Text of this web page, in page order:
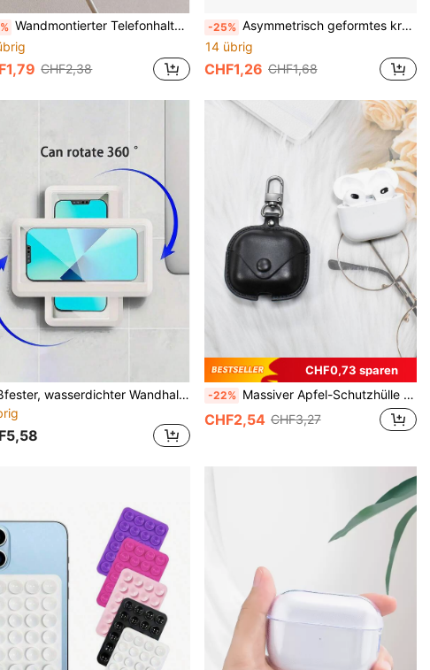
Wandmontierter Telefonhalter, minimalistischer abnehmbarer Tabletständer, geeignet für Küche und Badezimmer, mit Ladeschacht und Aufbewahrungsfunktion
CHF2,38
-25% Asymmetrisch geformtes kreatives Silikonhülle mit doppelseitigem Herzform-Saugnapf, einstellbarer tragbarer Silikonhaltegriff mit Saugnapf, rutschfest, waschbar, universell für Android-Handys, Muttertags-Geschenk
14 übrig
CHF1,26 CHF1,68
Stoßfester, wasserdichter Wandhalter für Handy im Badezimmer, 360° drehbar, wasserdichte Handyhülle, beschlagfrei, hochempfindlich, geeignet für Badezimmerspiegel, Badewanne, Küche, wasserdichte Badezimmer-Touchscreen-Telefonbox, Muttertags-Geschenk
CHF0,73 sparen
-22% Massiver Apfel-Schutzhülle kompatibel mit AirPods 1/2 und AirPods Pro
CHF2,54 CHF3,27